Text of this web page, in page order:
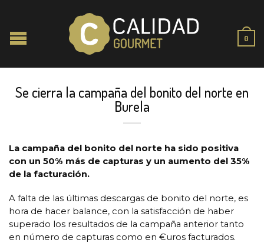
0
Se cierra la campaña del bonito del norte en
Burela
La campaña del bonito del norte ha sido positiva
con un 50% más de capturas y un aumento del 35%
de la facturación.
A falta de las últimas descargas de bonito del norte, es
hora de hacer balance, con la satisfacción de haber
superado los resultados de la campaña anterior tanto
en número de capturas como en €uros facturados.